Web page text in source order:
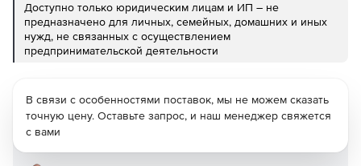
Доступно только юридическим лицам и ИП – не
предназначено для личных, семейных, домашних и иных
нужд, не связанных с осуществлением
предпринимательской деятельности
В связи с особенностями поставок, мы не можем сказать
точную цену. Оставьте запрос, и наш менеджер свяжется
с вами